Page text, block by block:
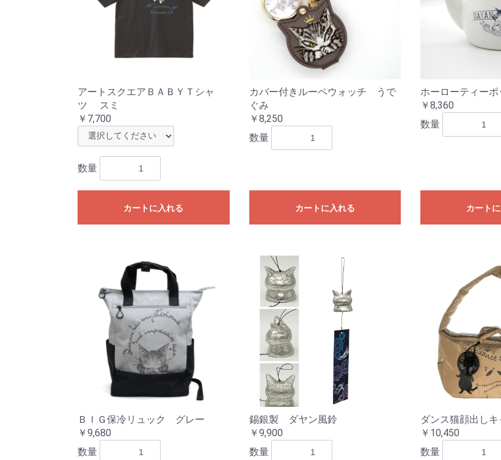
アートスクエアＢＡＢＹＴシャ
ツ スミ
￥7,700
数量
カートに入れる
カバー付きルーペウォッチ うで
ぐみ
￥8,250
数量
カートに入れる
ホーローティー
￥8,360
数量
カート
ＢＩＧ保冷リュック グレー
￥9,680
数量
錫銀製 ダヤン風鈴
￥9,900
数量
ダンス猫顔出し
￥10,450
数量